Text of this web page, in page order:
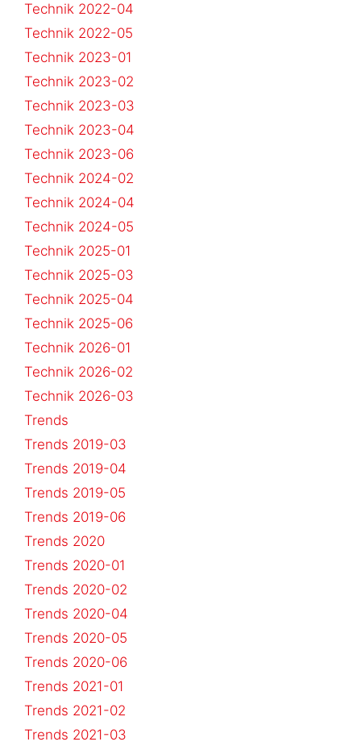
Technik 2022-04
Technik 2022-05
Technik 2023-01
Technik 2023-02
Technik 2023-03
Technik 2023-04
Technik 2023-06
Technik 2024-02
Technik 2024-04
Technik 2024-05
Technik 2025-01
Technik 2025-03
Technik 2025-04
Technik 2025-06
Technik 2026-01
Technik 2026-02
Technik 2026-03
Trends
Trends 2019-03
Trends 2019-04
Trends 2019-05
Trends 2019-06
Trends 2020
Trends 2020-01
Trends 2020-02
Trends 2020-04
Trends 2020-05
Trends 2020-06
Trends 2021-01
Trends 2021-02
Trends 2021-03